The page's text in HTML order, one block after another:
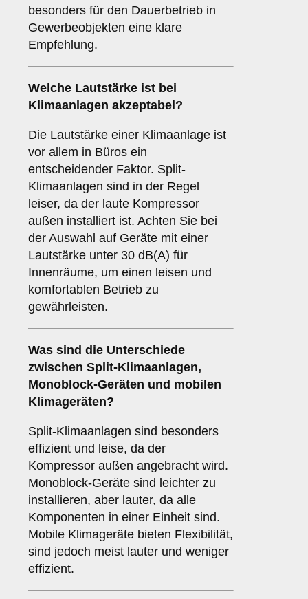
besonders für den Dauerbetrieb in
Gewerbeobjekten eine klare
Empfehlung.
Welche Lautstärke ist bei
Klimaanlagen akzeptabel?
Die Lautstärke einer Klimaanlage ist
vor allem in Büros ein
entscheidender Faktor. Split-
Klimaanlagen sind in der Regel
leiser, da der laute Kompressor
außen installiert ist. Achten Sie bei
der Auswahl auf Geräte mit einer
Lautstärke unter 30 dB(A) für
Innenräume, um einen leisen und
komfortablen Betrieb zu
gewährleisten.
Was sind die Unterschiede
zwischen Split-Klimaanlagen,
Monoblock-Geräten und mobilen
Klimageräten?
Split-Klimaanlagen sind besonders
effizient und leise, da der
Kompressor außen angebracht wird.
Monoblock-Geräte sind leichter zu
installieren, aber lauter, da alle
Komponenten in einer Einheit sind.
Mobile Klimageräte bieten Flexibilität,
sind jedoch meist lauter und weniger
effizient.